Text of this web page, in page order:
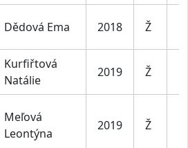
Dědová Ema 2018 Ž
Kurfiřtová
Natálie
2019 Ž
Meľová
Leontýna
2019 Ž